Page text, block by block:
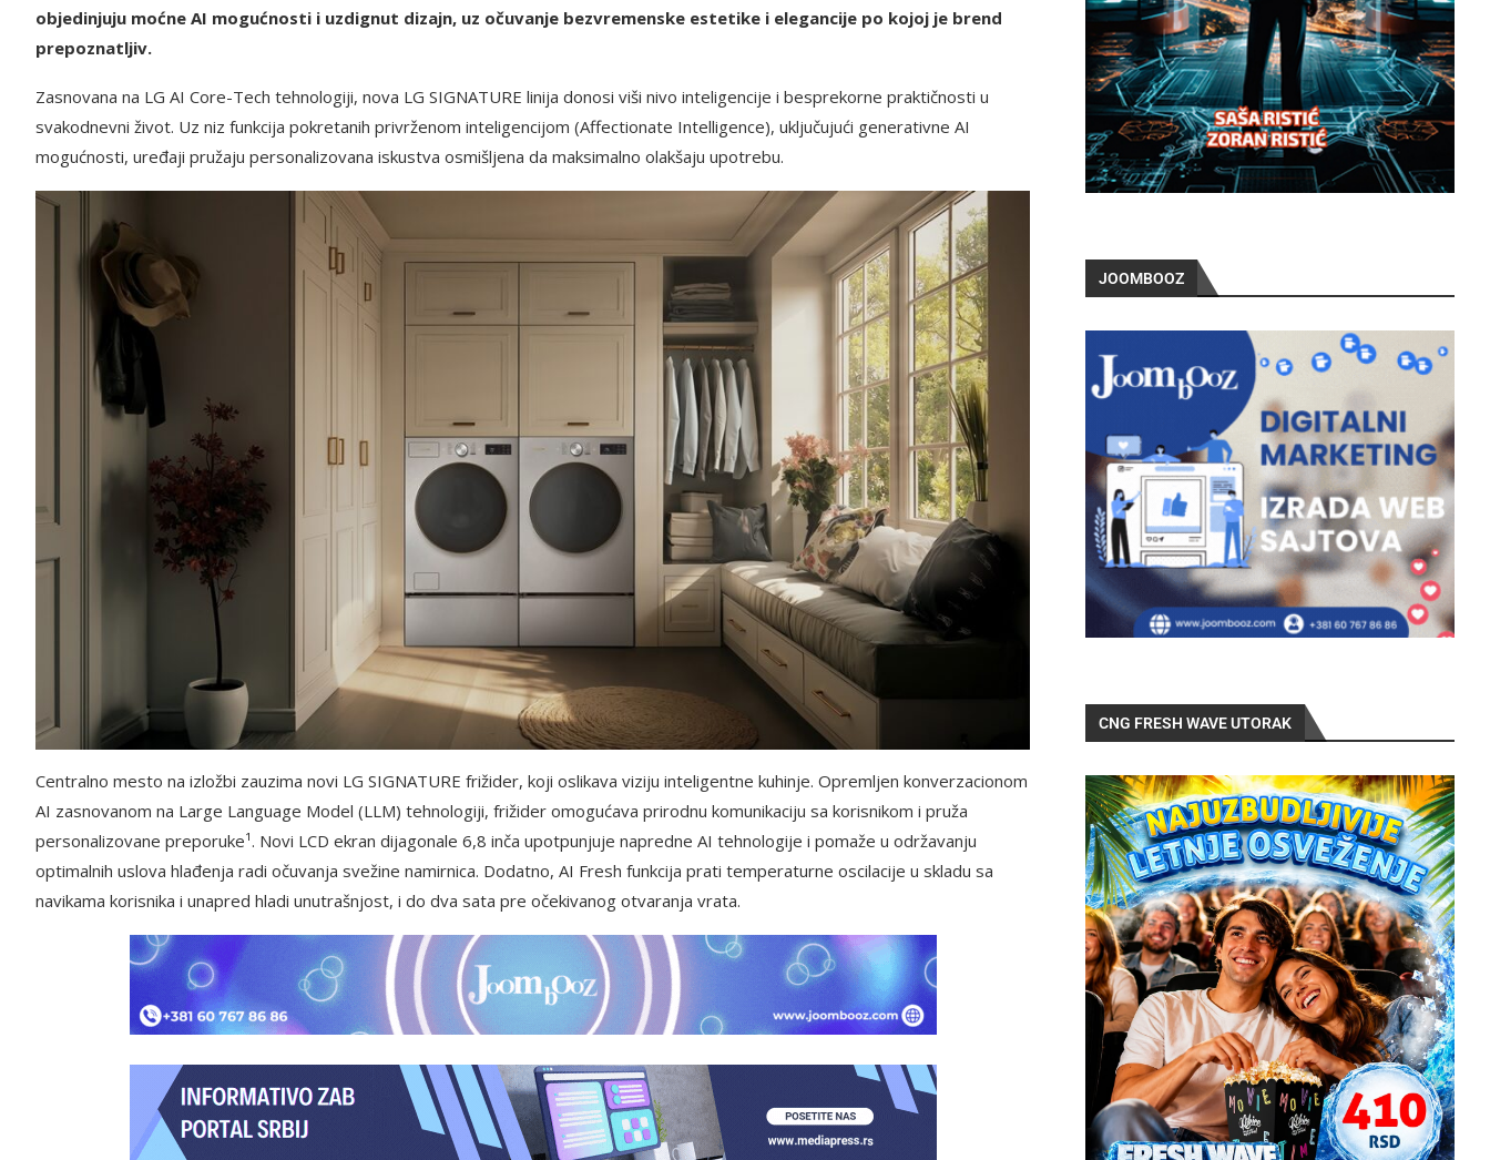
objedinjuju moćne AI mogućnosti i uzdignut dizajn, uz očuvanje bezvremenske estetike i elegancije po kojoj je brend
prepoznatljiv.
Zasnovana na LG AI Core-Tech tehnologiji, nova LG SIGNATURE linija donosi viši nivo inteligencije i besprekorne praktičnosti u
svakodnevni život. Uz niz funkcija pokretanih privrženom inteligencijom (Affectionate Intelligence), uključujući generativne AI
mogućnosti, uređaji pružaju personalizovana iskustva osmišljena da maksimalno olakšaju upotrebu.
Centralno mesto na izložbi zauzima novi LG SIGNATURE frižider, koji oslikava viziju inteligentne kuhinje. Opremljen konverzacionom
AI zasnovanom na Large Language Model (LLM) tehnologiji, frižider omogućava prirodnu komunikaciju sa korisnikom i pruža
personalizovane preporuke¹. Novi LCD ekran dijagonale 6,8 inča upotpunjuje napredne AI tehnologije i pomaže u održavanju
optimalnih uslova hlađenja radi očuvanja svežine namirnica. Dodatno, AI Fresh funkcija prati temperaturne oscilacije u skladu sa
navikama korisnika i unapred hladi unutrašnjost, i do dva sata pre očekivanog otvaranja vrata.
JOOMBOOZ
CNG FRESH WAVE UTORAK